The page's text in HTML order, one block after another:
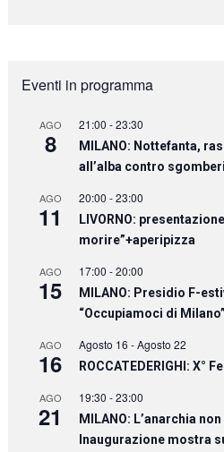
Eventi in programma
AGO
8
21:00 -23:30
MILANO: Nottefanta,
all’alba contro
AGO
11
20:00 -23:00
LIVORNO:
morire”+aperipizza
AGO
15
17:00 -20:00
MILANO: Presidio F-
“Occupiamoci di Milano”
AGO
16
Agosto 16 -Agosto 22
ROCCATEDERIGHI: X°
AGO
21
19:30 -23:00
MILANO: L’anarchia
Inaugurazione mostra